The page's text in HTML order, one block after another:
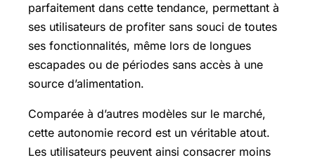
parfaitement dans cette tendance, permettant à
ses utilisateurs de profiter sans souci de toutes
ses fonctionnalités, même lors de longues
escapades ou de périodes sans accès à une
source d’alimentation.
Comparée à d’autres modèles sur le marché,
cette autonomie record est un véritable atout.
Les utilisateurs peuvent ainsi consacrer moins